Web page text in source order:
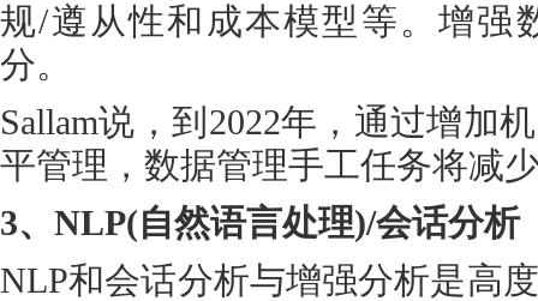
规/遵从性和成本模型等。增强
分。
Sallam说，到2022年，通过增加
平管理，数据管理手工任务将减
3、NLP(自然语言处理)/会话分析
NLP和会话分析与增强分析是高